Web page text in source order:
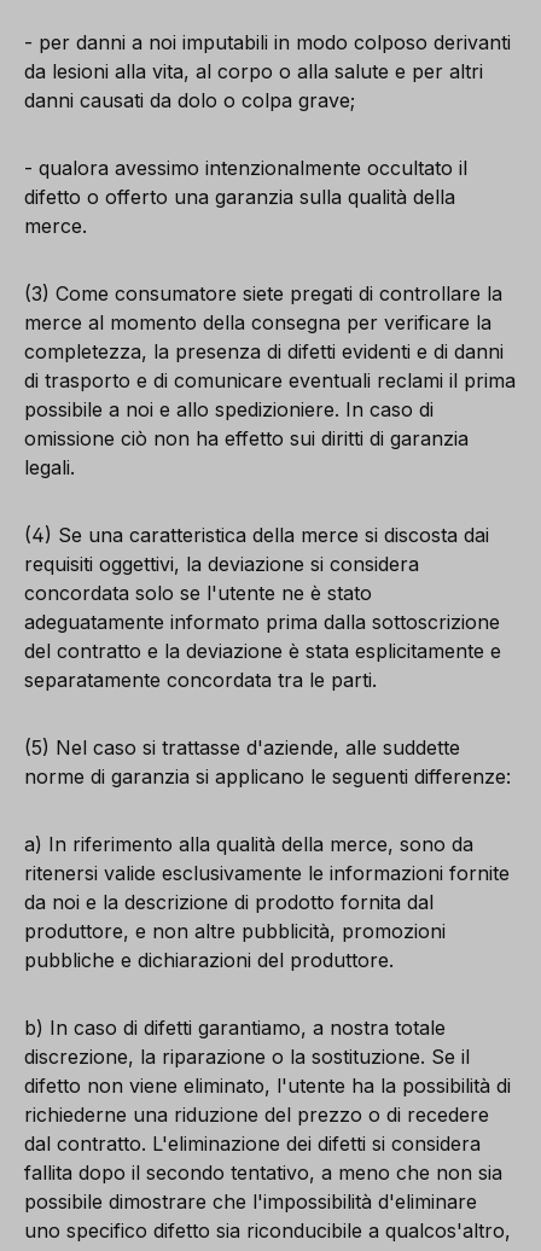
- per danni a noi imputabili in modo colposo derivanti
da lesioni alla vita, al corpo o alla salute e per altri
danni causati da dolo o colpa grave;
- qualora avessimo intenzionalmente occultato il
difetto o offerto una garanzia sulla qualità della
merce.
(3) Come consumatore siete pregati di controllare la
merce al momento della consegna per verificare la
completezza, la presenza di difetti evidenti e di danni
di trasporto e di comunicare eventuali reclami il prima
possibile a noi e allo spedizioniere. In caso di
omissione ciò non ha effetto sui diritti di garanzia
legali.
(4) Se una caratteristica della merce si discosta dai
requisiti oggettivi, la deviazione si considera
concordata solo se l'utente ne è stato
adeguatamente informato prima dalla sottoscrizione
del contratto e la deviazione è stata esplicitamente e
separatamente concordata tra le parti.
(5) Nel caso si trattasse d'aziende, alle suddette
norme di garanzia si applicano le seguenti differenze:
a) In riferimento alla qualità della merce, sono da
ritenersi valide esclusivamente le informazioni fornite
da noi e la descrizione di prodotto fornita dal
produttore, e non altre pubblicità, promozioni
pubbliche e dichiarazioni del produttore.
b) In caso di difetti garantiamo, a nostra totale
discrezione, la riparazione o la sostituzione. Se il
difetto non viene eliminato, l'utente ha la possibilità di
richiederne una riduzione del prezzo o di recedere
dal contratto. L'eliminazione dei difetti si considera
fallita dopo il secondo tentativo, a meno che non sia
possibile dimostrare che l'impossibilità d'eliminare
uno specifico difetto sia riconducibile a qualcos'altro,